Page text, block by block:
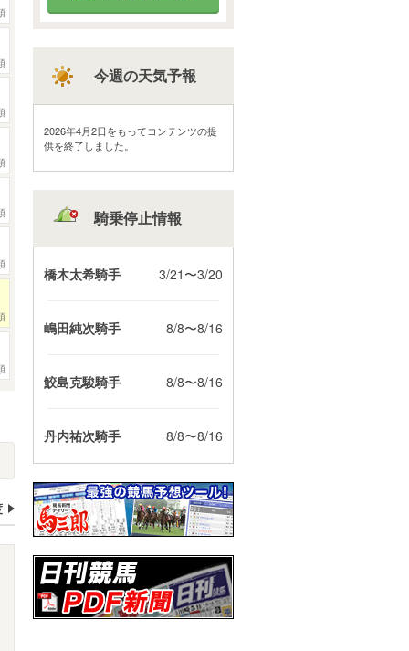
今週の天気予報
2026年4月2日をもってコンテンツの提
供を終了しました。
騎乗停止情報
橋木太希騎手 3/21〜3/20
嶋田純次騎手 8/8〜8/16
鮫島克駿騎手 8/8〜8/16
丹内祐次騎手 8/8〜8/16